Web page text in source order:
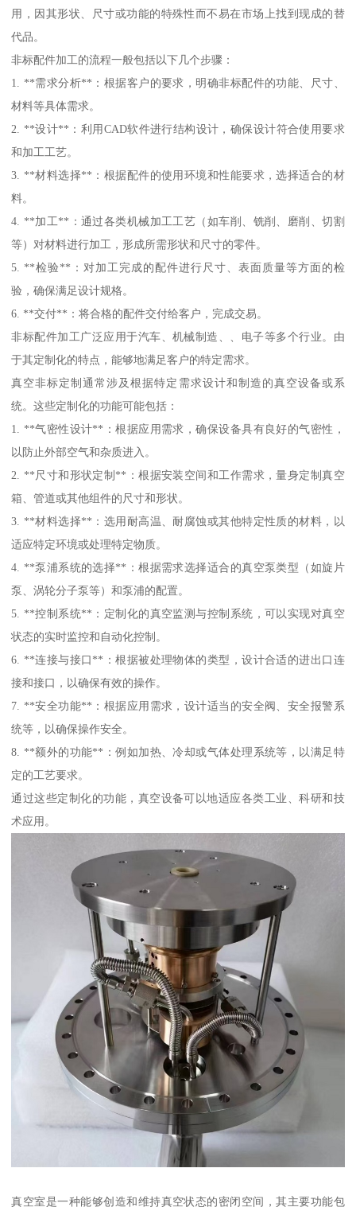
用，因其形状、尺寸或功能的特殊性而不易在市场上找到现成的替
代品。
非标配件加工的流程一般包括以下几个步骤：
1. **需求分析**：根据客户的要求，明确非标配件的功能、尺寸、
材料等具体需求。
2. **设计**：利用CAD软件进行结构设计，确保设计符合使用要求
和加工工艺。
3. **材料选择**：根据配件的使用环境和性能要求，选择适合的材
料。
4. **加工**：通过各类机械加工工艺（如车削、铣削、磨削、切割
等）对材料进行加工，形成所需形状和尺寸的零件。
5. **检验**：对加工完成的配件进行尺寸、表面质量等方面的检
验，确保满足设计规格。
6. **交付**：将合格的配件交付给客户，完成交易。
非标配件加工广泛应用于汽车、机械制造、、电子等多个行业。由
于其定制化的特点，能够地满足客户的特定需求。
真空非标定制通常涉及根据特定需求设计和制造的真空设备或系
统。这些定制化的功能可能包括：
1. **气密性设计**：根据应用需求，确保设备具有良好的气密性，
以防止外部空气和杂质进入。
2. **尺寸和形状定制**：根据安装空间和工作需求，量身定制真空
箱、管道或其他组件的尺寸和形状。
3. **材料选择**：选用耐高温、耐腐蚀或其他特定性质的材料，以
适应特定环境或处理特定物质。
4. **泵浦系统的选择**：根据需求选择适合的真空泵类型（如旋片
泵、涡轮分子泵等）和泵浦的配置。
5. **控制系统**：定制化的真空监测与控制系统，可以实现对真空
状态的实时监控和自动化控制。
6. **连接与接口**：根据被处理物体的类型，设计合适的进出口连
接和接口，以确保有效的操作。
7. **安全功能**：根据应用需求，设计适当的安全阀、安全报警系
统等，以确保操作安全。
8. **额外的功能**：例如加热、冷却或气体处理系统等，以满足特
定的工艺要求。
通过这些定制化的功能，真空设备可以地适应各类工业、科研和技
术应用。
真空室是一种能够创造和维持真空状态的密闭空间，其主要功能包